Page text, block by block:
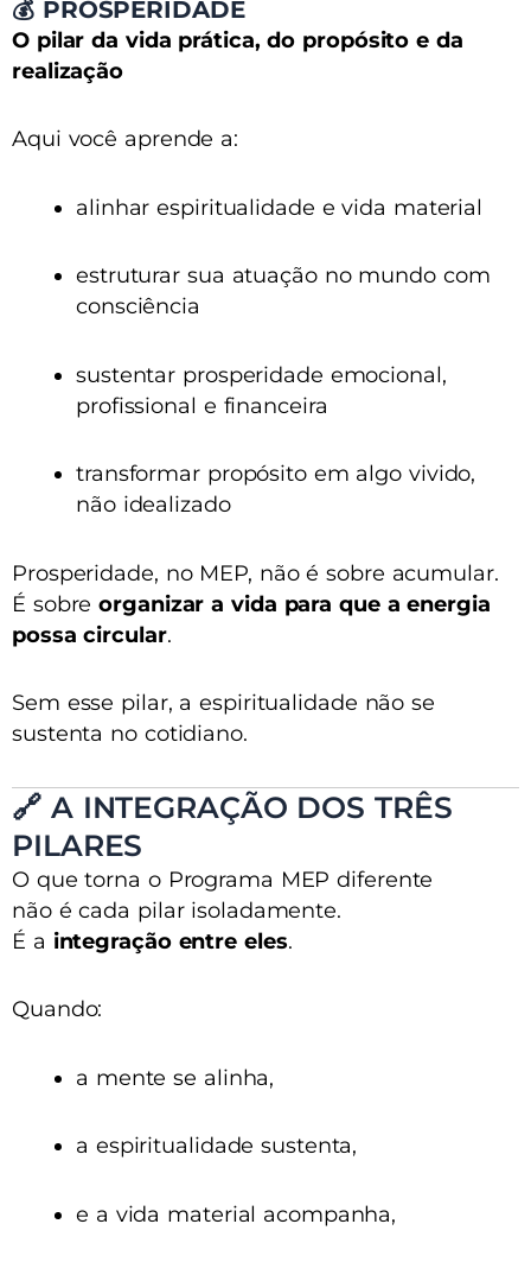
💰 PROSPERIDADE
O pilar da vida prática, do propósito e da
realização
Aqui você aprende a:
alinhar espiritualidade e vida material
estruturar sua atuação no mundo com
consciência
sustentar prosperidade emocional,
profissional e financeira
transformar propósito em algo vivido,
não idealizado
Prosperidade, no MEP, não é sobre acumular.
É sobreorganizar a vida para que a energia
possa circular.
Sem esse pilar, a espiritualidade não se
sustenta no cotidiano.
🔗 A INTEGRAÇÃO DOS TRÊS
PILARES
O que torna o Programa MEP diferente
não é cada pilar isoladamente.
É a integração entre eles.
Quando:
a mente se alinha,
a espiritualidade sustenta,
e a vida material acompanha,